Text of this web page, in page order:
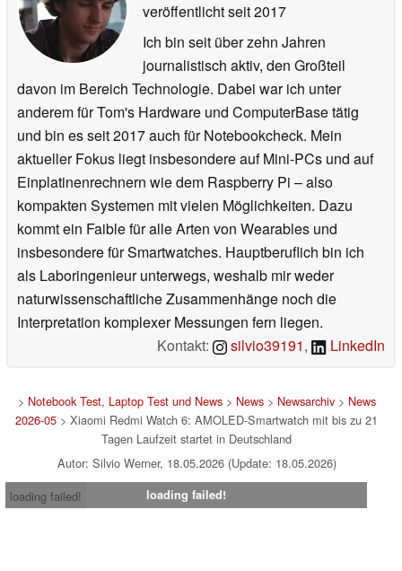
veröffentlichtseit 2017
Ich bin seit über zehn Jahren
journalistisch aktiv, den Großteil
davon im Bereich Technologie. Dabei war ich unter
anderem für Tom's Hardware und ComputerBase tätig
und bin es seit 2017 auch für Notebookcheck. Mein
aktueller Fokus liegt insbesondere auf Mini-PCs und auf
Einplatinenrechnern wie dem Raspberry Pi – also
kompakten Systemen mit vielen Möglichkeiten. Dazu
kommt ein Faible für alle Arten von Wearables und
insbesondere für Smartwatches. Hauptberuflich bin ich
als Laboringenieur unterwegs, weshalb mir weder
naturwissenschaftliche Zusammenhänge noch die
Interpretation komplexer Messungen fern liegen.
Kontakt:
silvio39191, LinkedIn
> Notebook Test, Laptop Test und News> News> Newsarchiv> News
2026-05 > Xiaomi Redmi Watch 6: AMOLED-Smartwatch mit bis zu 21
Tagen Laufzeit startet in Deutschland
Autor: Silvio Werner, 18.05.2026 (Update: 18.05.2026)
loading failed!
loading failed!